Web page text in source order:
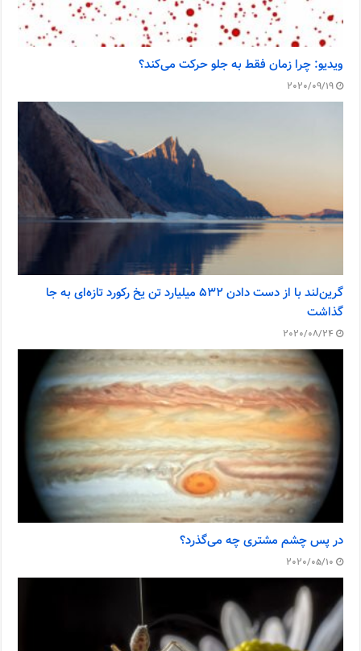
ویدیو: چرا زمان فقط به جلو حرکت می‌کند؟
2020/09/19
گرین‌لند با از دست دادن ۵۳۲ میلیارد تن یخ رکورد تازه‌ای به جا
گذاشت
2020/08/24
در پس چشم مشتری چه می‌گذرد؟
2020/05/10